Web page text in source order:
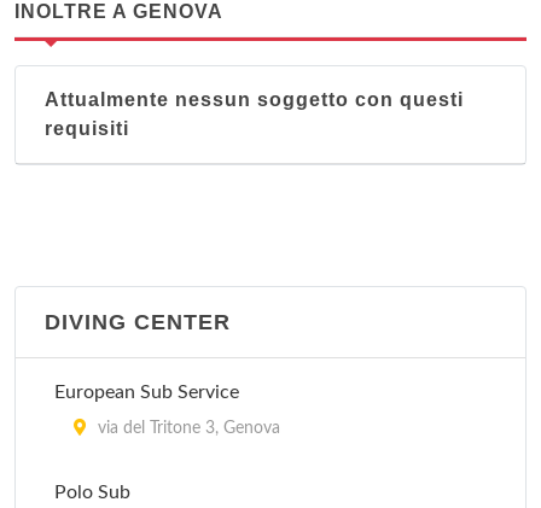
INOLTRE A GENOVA
Attualmente nessun soggetto con questi
requisiti
DIVING CENTER
European Sub Service
via del Tritone 3, Genova
Polo Sub